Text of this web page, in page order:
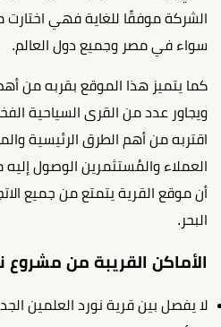
الشركة موفقًا للغاية فهي اختارت
سواء في مصر وجميع دول العالم.
كما يتميز هذا الموقع بقربه من
ويجاور عدد من القرى السياحية
اقتربه من أهم الطرق الرئيسية
العملاء والمُستثمرين الوصول إليه
أن موقع القرية يتمتع من جميع
البحر.
الأماكن القريبة من مشروع
لا يفصل بين قرية نورد العلمين